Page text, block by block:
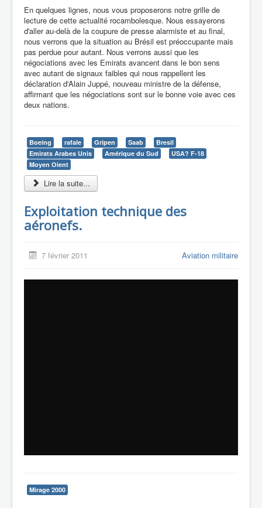
En quelques lignes, nous vous proposerons notre grille de
lecture de cette actualité rocambolesque. Nous essayerons
d'aller au-delà de la coupure de presse alarmiste et au final,
nous verrons que la situation au Brésil est préoccupante mais
pas perdue pour autant. Nous verrons aussi que les
négociations avec les Emirats avancent dans le bon sens
avec autant de signaux faibles qui nous rappellent les
déclaration d'Alain Juppé, nouveau ministre de la défense,
affirmant que les négociations sont sur le bonne voie avec ces
deux nations.
Boeing rafale Gripen Saab
Bresil
Emirats Arabes Unis
Amérique du Sud
USA? F-18
Moyen Oient
Lire la suite...
Exploitation technique des
aéronefs.
7 février 2011 Aviation militaire
Mirage 2000